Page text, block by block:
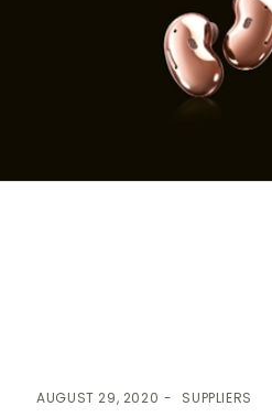
AUGUST 29, 2020 SUPPLIERS